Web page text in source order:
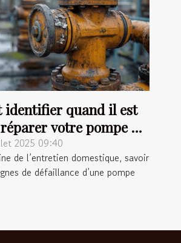
identifier quand il est
votre pompe de
2025 09:40
de l’entretien domestique, savoir
de défaillance d’une pompe